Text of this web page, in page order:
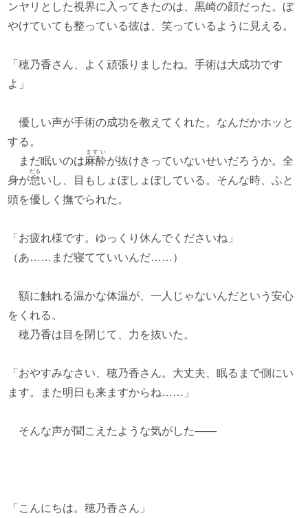
ンヤリとした視界に入ってきたのは、黒崎の顔だった。ぼ
やけていても整っている彼は、笑っているように見える。
「穂乃香さん、よく頑張りましたね。手術は大成功です
よ」
優しい声が手術の成功を教えてくれた。なんだかホッと
する。
まだ眠いのは麻酔
ますい
が抜けきっていないせいだろうか。全
身が怠
だる
いし、目もしょぼしょぼしている。そんな時、ふと
頭を優しく撫でられた。
「お疲れ様です。ゆっくり休んでくださいね」
（あ……まだ寝てていいんだ……）
額に触れる温かな体温が、一人じゃないんだという安心
をくれる。
穂乃香は目を閉じて、力を抜いた。
「おやすみなさい、穂乃香さん。大丈夫、眠るまで側にい
ます。また明日も来ますからね……」
そんな声が聞こえたような気がした――
「こんにちは。穂乃香さん」